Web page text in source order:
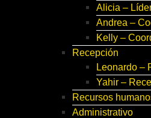
Alicia –
Andrea –
Kelly –
Recepción
Leonardo –
Yahir –
Recursos
Administrativo